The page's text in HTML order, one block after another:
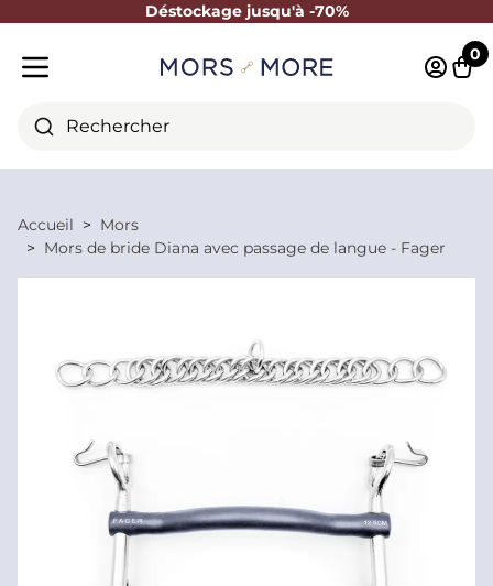
Déstockage jusqu'à -70%
Fermer
Rechercher
0
Accueil
Mors
Mors de bride Diana avec passage de langue - Fager